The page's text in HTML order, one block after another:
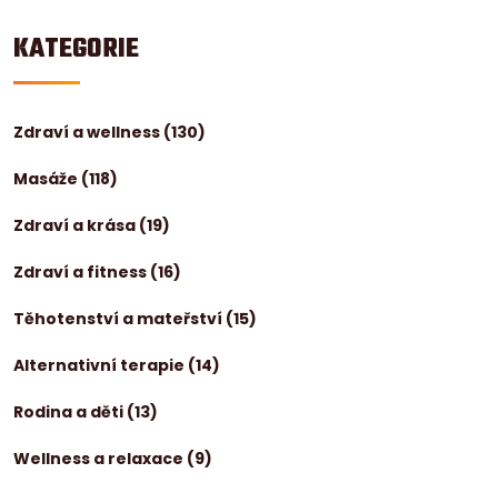
KATEGORIE
Zdraví a wellness (130)
Masáže (118)
Zdraví a krása (19)
Zdraví a fitness (16)
Těhotenství a mateřství (15)
Alternativní terapie (14)
Rodina a děti (13)
Wellness a relaxace (9)